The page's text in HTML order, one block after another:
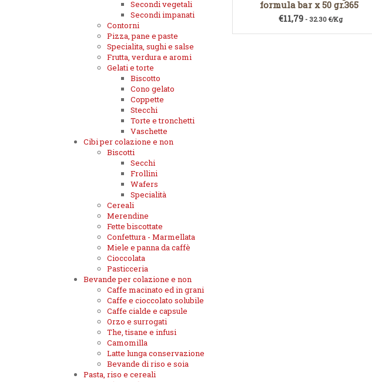
formula bar x 50 gr.365
€11,79- 32.30 €/Kg
Secondi vegetali
Secondi impanati
Contorni
Pizza, pane e paste
Specialita, sughi e salse
Frutta, verdura e aromi
Gelati e torte
Biscotto
Cono gelato
Coppette
Stecchi
Torte e tronchetti
Vaschette
Cibi per colazione e non
Biscotti
Secchi
Frollini
Wafers
Specialità
Cereali
Merendine
Fette biscottate
Confettura - Marmellata
Miele e panna da caffè
Cioccolata
Pasticceria
Bevande per colazione e non
Caffe macinato ed in grani
Caffe e cioccolato solubile
Caffe cialde e capsule
Orzo e surrogati
The, tisane e infusi
Camomilla
Latte lunga conservazione
Bevande di riso e soia
Pasta, riso e cereali